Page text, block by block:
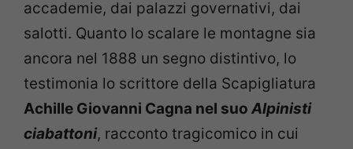
accademie, dai palazzi governativi, dai
salotti. Quanto lo scalare le montagne sia
ancora nel 1888 un segno distintivo, lo
testimonia lo scrittore della Scapigliatura
Achille Giovanni Cagna nel suo Alpinisti
ciabattoni, racconto tragicomico in cui